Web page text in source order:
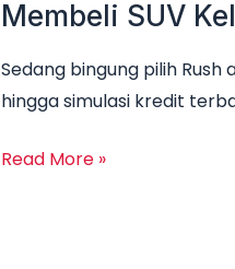
Membeli SUV
Sedang bingung pilih
hingga simulasi kredit
Read More »